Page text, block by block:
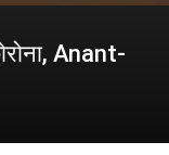
Anant-